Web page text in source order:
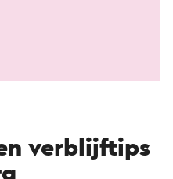
verblijftips